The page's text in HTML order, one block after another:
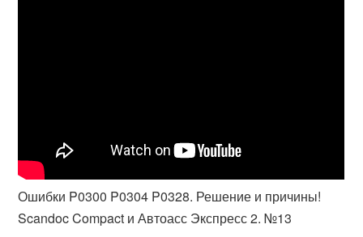
Ошибки P0300 P0304 P0328. Решение и причины!
Scandoc Compact и Автоасс Экспресс 2. №13